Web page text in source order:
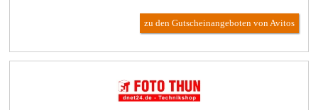
zu den Gutscheinangeboten von Avitos